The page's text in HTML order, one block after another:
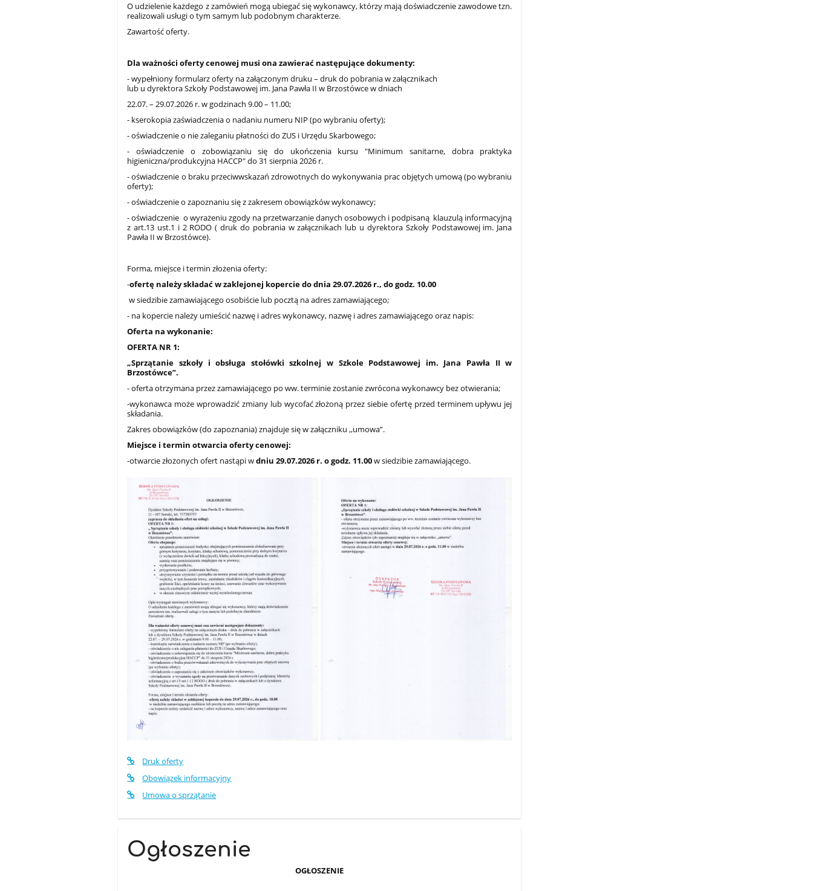
O udzielenie każdego z zamówień mogą ubiegać się wykonawcy, którzy mają doświadczenie zawodowe tzn.
realizowali usługi o tym samym lub podobnym charakterze.
Zawartość oferty.
Dla ważności oferty cenowej musi ona zawierać następujące dokumenty:
- wypełniony formularz oferty na załączonym druku – druk do pobrania w załącznikach
lub u dyrektora Szkoły Podstawowej im. Jana Pawła II w Brzostówce w dniach
22.07. – 29.07.2026 r. w godzinach 9.00 – 11.00;
- kserokopia zaświadczenia o nadaniu numeru NIP (po wybraniu oferty);
- oświadczenie o nie zaleganiu płatności do ZUS i Urzędu Skarbowego;
- oświadczenie o zobowiązaniu się do ukończenia kursu "Minimum sanitarne, dobra praktyka
higieniczna/produkcyjna HACCP" do 31 sierpnia 2026 r.
- oświadczenie o braku przeciwwskazań zdrowotnych do wykonywania prac objętych umową (po wybraniu
oferty);
- oświadczenie o zapoznaniu się z zakresem obowiązków wykonawcy;
- oświadczenie o wyrażeniu zgody na przetwarzanie danych osobowych i podpisaną klauzulą informacyjną
z art.13 ust.1 i 2 RODO ( druk do pobrania w załącznikach lub u dyrektora Szkoły Podstawowej im. Jana
Pawła II w Brzostówce).
Forma, miejsce i termin złożenia oferty:
-ofertę należy składać w zaklejonej kopercie do dnia 29.07.2026 r., do godz. 10.00
w siedzibie zamawiającego osobiście lub pocztą na adres zamawiającego;
- na kopercie należy umieścić nazwę i adres wykonawcy, nazwę i adres zamawiającego oraz napis:
Oferta na wykonanie:
OFERTA NR 1:
„Sprzątanie szkoły i obsługa stołówki szkolnej w Szkole Podstawowej im. Jana Pawła II w
Brzostówce”.
- oferta otrzymana przez zamawiającego po ww. terminie zostanie zwrócona wykonawcy bez otwierania;
-wykonawca może wprowadzić zmiany lub wycofać złożoną przez siebie ofertę przed terminem upływu jej
składania.
Zakres obowiązków (do zapoznania) znajduje się w załączniku ,,umowa”.
Miejsce i termin otwarcia oferty cenowej:
-otwarcie złożonych ofert nastąpi wdniu 29.07.2026 r. o godz. 11.00w siedzibie zamawiającego.
Druk oferty
Obowiązek informacyjny
Umowa o sprzątanie
Ogłoszenie
OGŁOSZENIE